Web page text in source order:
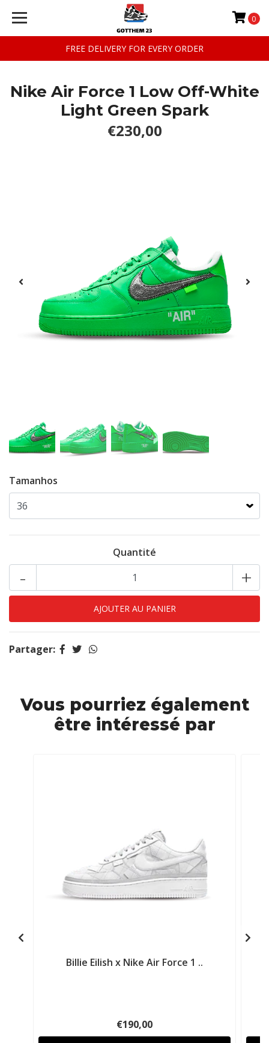
FREE DELIVERY FOR EVERY ORDER
0
Nike Air Force 1 Low Off-White
Light Green Spark
€230,00
Tamanhos
Quantité
+
-
Partager:
Vous pourriez également
être intéressé par
Billie Eilish x Nike Air Force 1 ..
€190,00